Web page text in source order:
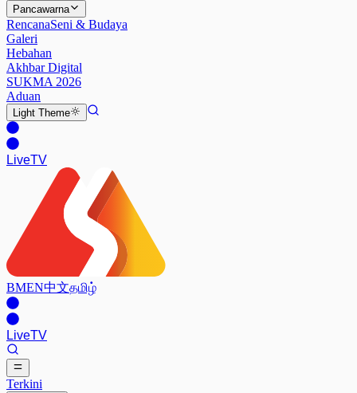
Pancawarna
RencanaSeni & Budaya
Galeri
Hebahan
Akhbar Digital
SUKMA 2026
Aduan
Light Theme
LiveTV
BMEN中文தமிழ்
LiveTV
Terkini